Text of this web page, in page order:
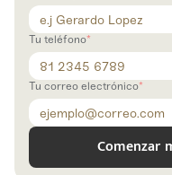
Tu teléfono
Tu correo electrónico
Comenzar